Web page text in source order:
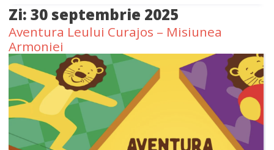
Zi: 30 septembrie 2025
Aventura Leului Curajos – Misiunea
Armoniei